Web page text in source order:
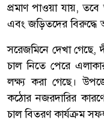
প্রমাণ পাওয়া যায়,
এবং জড়িতদের বিরুদ্ধে
সরেজমিনে দেখা গেছে,
চাল নিতে পেরে
লক্ষ্য করা গেছে।
কঠোর নজরদারির
চাল বিতরণ কার্যক্রম